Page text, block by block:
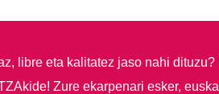
libre eta kalitatez jaso nahi dituzu?
Zure ekarpenari esker,